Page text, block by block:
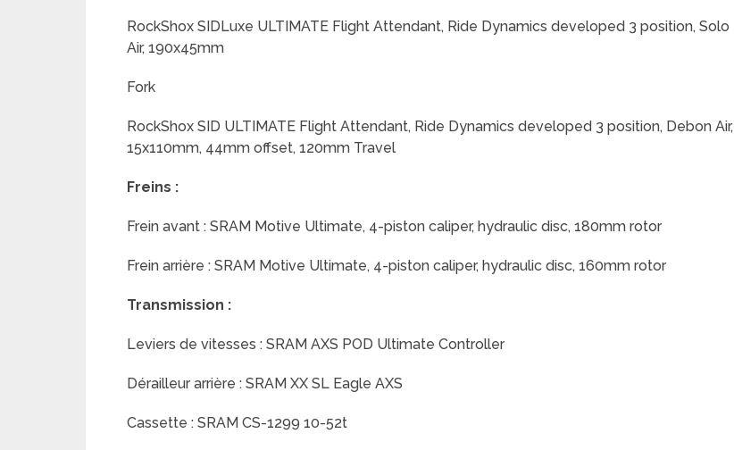
RockShox SIDLuxe ULTIMATE Flight Attendant, Ride Dynamics developed 3 position, Solo
Air, 190x45mm
Fork
RockShox SID ULTIMATE Flight Attendant, Ride Dynamics developed 3 position, Debon Air,
15x110mm, 44mm offset, 120mm Travel
Freins :
Frein avant : SRAM Motive Ultimate, 4-piston caliper, hydraulic disc, 180mm rotor
Frein arrière : SRAM Motive Ultimate, 4-piston caliper, hydraulic disc, 160mm rotor
Transmission :
Leviers de vitesses : SRAM AXS POD Ultimate Controller
Dérailleur arrière : SRAM XX SL Eagle AXS
Cassette : SRAM CS-1299 10-52t